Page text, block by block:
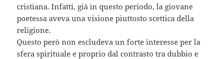
cristiana. Infatti, già in questo periodo, la giovane
poetessa aveva una visione piuttosto scettica della
religione.
Questo però non escludeva un forte interesse per la
sfera spirituale e proprio dal contrasto tra dubbio e